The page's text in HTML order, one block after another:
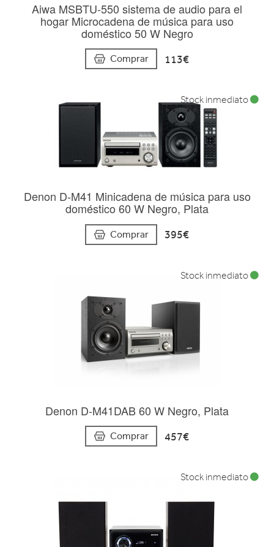
Aiwa MSBTU-550 sistema de audio para el
hogar Microcadena de música para uso
doméstico 50 W Negro
Comprar 113€
Denon D-M41 Minicadena de música para uso
doméstico 60 W Negro, Plata
Comprar 395€
Stock inmediato
Denon D-M41DAB 60 W Negro, Plata
Comprar 457€
Stock inmediato
Stock inmediato